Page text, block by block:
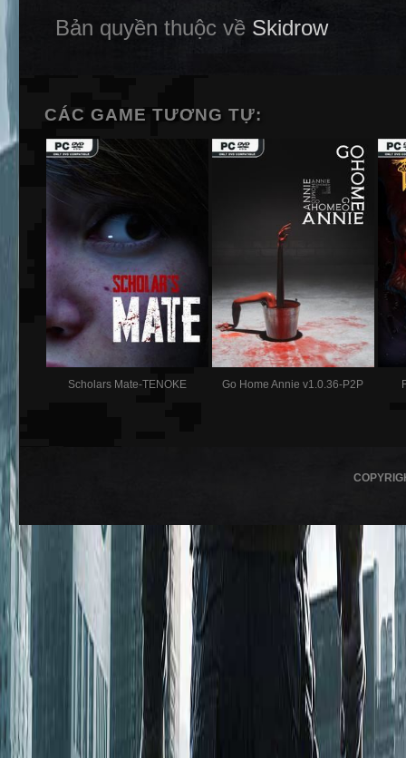
Bản quyền thuộc về Skidrow
CÁC GAME TƯƠNG TỰ:
Scholars Mate-TENOKE Go Home Annie v1.0.36-P2P